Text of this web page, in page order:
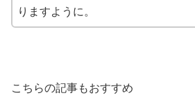
りますように。
こちらの記事もおすすめ